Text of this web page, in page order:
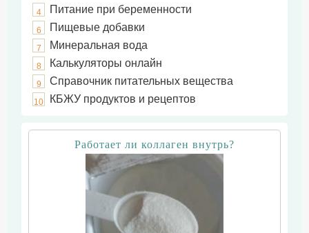
4 Питание при беременности
6 Пищевые добавки
7 Минеральная вода
8 Калькуляторы онлайн
9 Справочник питательных вещества
10 КБЖУ продуктов и рецептов
Работает ли коллаген внутрь?